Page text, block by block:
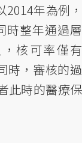
年為例，
時整年通過層
核可率僅有
，審核的過
此時的醫療保